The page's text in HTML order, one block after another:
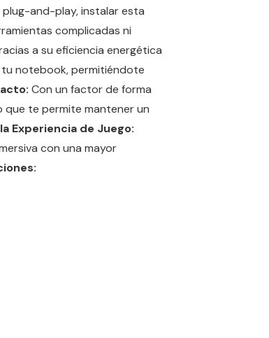
plug-and-play, instalar esta
complicadas ni
a su eficiencia energética
tu notebook, permitiéndote
Con un factor de forma
te permite mantener un
Experiencia de Juego:
con una mayor